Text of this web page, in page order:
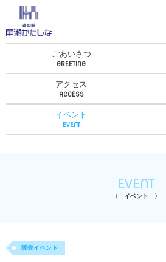
ごあいさつ
アクセス
イベント
EVENT
イベント
販売イベント